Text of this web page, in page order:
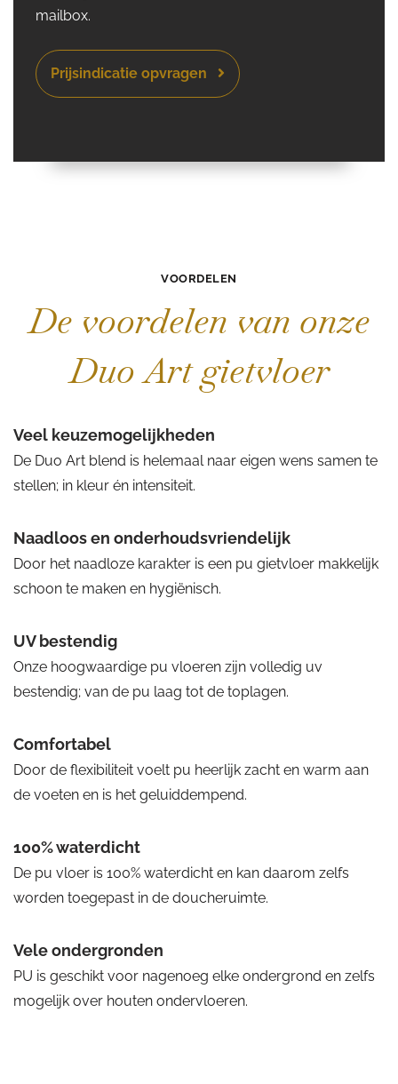
mailbox.
Prijsindicatie opvragen
VOORDELEN
De voordelen van onze
Duo Art gietvloer
Veel keuzemogelijkheden
De Duo Art blend is helemaal naar eigen wens samen te
stellen; in kleur én intensiteit.
Naadloos en onderhoudsvriendelijk
Door het naadloze karakter is een pu gietvloer makkelijk
schoon te maken en hygiënisch.
UV bestendig
Onze hoogwaardige pu vloeren zijn volledig uv
bestendig; van de pu laag tot de toplagen.
Comfortabel
Door de flexibiliteit voelt pu heerlijk zacht en warm aan
de voeten en is het geluiddempend.
100% waterdicht
De pu vloer is 100% waterdicht en kan daarom zelfs
worden toegepast in de doucheruimte.
Vele ondergronden
PU is geschikt voor nagenoeg elke ondergrond en zelfs
mogelijk over houten ondervloeren.